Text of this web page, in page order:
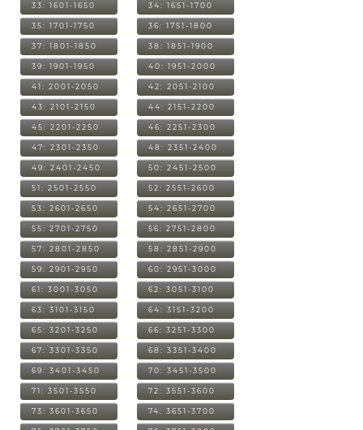
33: 1601-1650 34: 1651-1700
35: 1701-1750 36: 1751-1800
37: 1801-1850 38: 1851-1900
39: 1901-1950 40: 1951-2000
41: 2001-2050 42: 2051-2100
43: 2101-2150 44: 2151-2200
45: 2201-2250 46: 2251-2300
47: 2301-2350 48: 2351-2400
49: 2401-2450 50: 2451-2500
51: 2501-2550 52: 2551-2600
53: 2601-2650 54: 2651-2700
55: 2701-2750 56: 2751-2800
57: 2801-2850 58: 2851-2900
59: 2901-2950 60: 2951-3000
61: 3001-3050 62: 3051-3100
63: 3101-3150 64: 3151-3200
65: 3201-3250 66: 3251-3300
67: 3301-3350 68: 3351-3400
69: 3401-3450 70: 3451-3500
71: 3501-3550 72: 3551-3600
73: 3601-3650 74: 3651-3700